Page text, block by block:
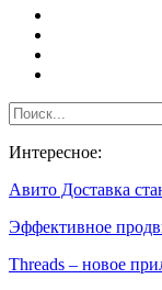
Интересное:
Авито Доставка
Эффективное
Threads – новое